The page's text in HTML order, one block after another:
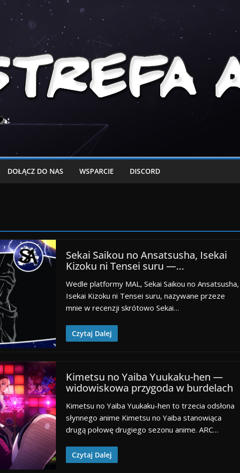
DOŁĄCZ DO NAS WSPARCIE DISCORD
Sekai Saikou no Ansatsusha, Isekai
Kizoku ni Tensei suru —…
Wedle platformy MAL, Sekai Saikou no Ansatsusha,
Isekai Kizoku ni Tensei suru, nazywane przeze
mnie w recenzji skrótowo Sekai…
Czytaj Dalej
Kimetsu no Yaiba Yuukaku-hen —
widowiskowa przygoda w burdelach
Kimetsu no Yaiba Yuukaku-hen to trzecia odsłona
słynnego anime Kimetsu no Yaiba stanowiąca
drugą połowę drugiego sezonu anime. ARC…
Czytaj Dalej